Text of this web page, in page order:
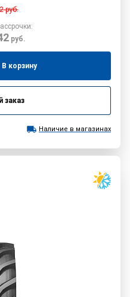
руб.
руб.
В корзину
заказ
Наличие в магазинах